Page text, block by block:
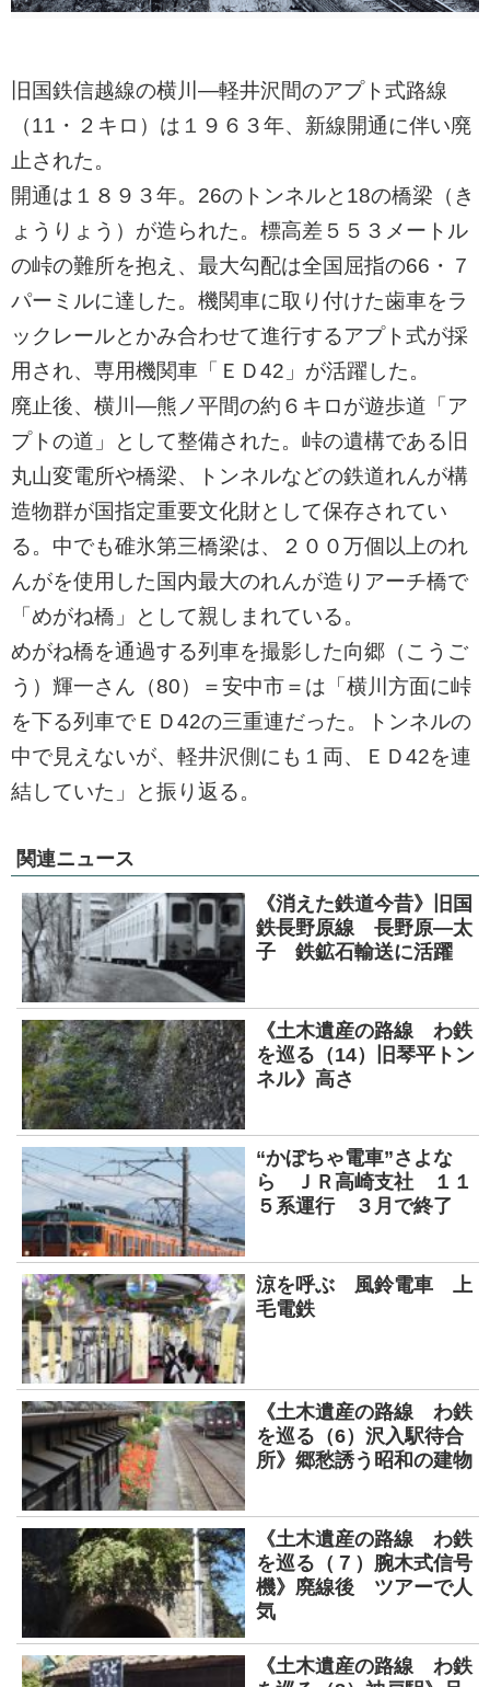
ㅤ旧国鉄信越線の横川―軽井沢間のアプト式路線
（11・２キロ）は１９６３年、新線開通に伴い廃
止された。
ㅤ開通は１８９３年。26のトンネルと18の橋梁（き
ょうりょう）が造られた。標高差５５３メートル
の峠の難所を抱え、最大勾配は全国屈指の66・７
パーミルに達した。機関車に取り付けた歯車をラ
ックレールとかみ合わせて進行するアプト式が採
用され、専用機関車「ＥＤ42」が活躍した。
ㅤ廃止後、横川―熊ノ平間の約６キロが遊歩道「ア
プトの道」として整備された。峠の遺構である旧
丸山変電所や橋梁、トンネルなどの鉄道れんが構
造物群が国指定重要文化財として保存されてい
る。中でも碓氷第三橋梁は、２００万個以上のれ
んがを使用した国内最大のれんが造りアーチ橋で
「めがね橋」として親しまれている。
ㅤめがね橋を通過する列車を撮影した向郷（こうご
う）輝一さん（80）＝安中市＝は「横川方面に峠
を下る列車でＥＤ42の三重連だった。トンネルの
中で見えないが、軽井沢側にも１両、ＥＤ42を連
結していた」と振り返る。
関連ニュース
《消えた鉄道今昔》旧国
鉄長野原線 長野原―太
子 鉄鉱石輸送に活躍
《土木遺産の路線 わ鉄
を巡る（14）旧琴平トン
ネル》高さ
“かぼちゃ電車”さよな
ら ＪＲ高崎支社 １１
５系運行 ３月で終了
涼を呼ぶ 風鈴電車 上
毛電鉄
《土木遺産の路線 わ鉄
を巡る（6）沢入駅待合
所》郷愁誘う昭和の建物
《土木遺産の路線 わ鉄
を巡る（７）腕木式信号
機》廃線後 ツアーで人
気
《土木遺産の路線 わ鉄